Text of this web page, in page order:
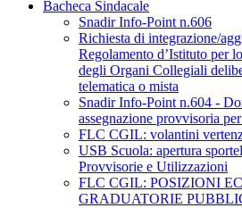
Bacheca Sindacale
Snadir Info-Point n.606
Richiesta di integrazione/
Regolamento d’Istituto per
degli Organi Collegiali
telematica o mista
Snadir Info-Point n.604 -
assegnazione provvisoria
FLC CGIL: volantini
USB Scuola: apertura
Provvisorie e Utilizzazioni
FLC CGIL: POSIZIONI
GRADUATORIE